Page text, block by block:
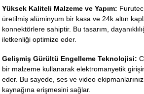
Yüksek Kaliteli Malzeme ve Yapım:
üretilmiş alüminyum bir kasa ve 24k altın
konnektörlere sahiptir. Bu tasarım,
iletkenliği optimize eder.
Gelişmiş Gürültü Engelleme Teknolojisi:
bir malzeme kullanarak elektromanyetik
eder. Bu sayede, ses ve video
kaynağına erişmesini sağlar.